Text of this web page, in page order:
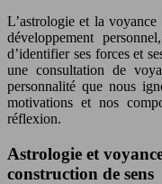
L’astrologie et la
développement
d’identifier ses forces et
une consultation de
personnalité que nous
motivations et nos
réflexion.
Astrologie et
construction de sens